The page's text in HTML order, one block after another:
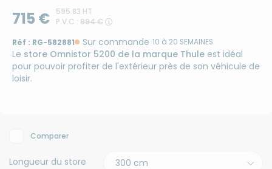
715 €
595.83 HT
P.V.C : 994 €
Réf : RG-582881 Sur commande 10 à 20 SEMAINES
Le store Omnistor 5200 de la marque Thule est idéal
pour pouvoir profiter de l'extérieur près de son véhicule de
loisir.
Comparer
Longueur du store